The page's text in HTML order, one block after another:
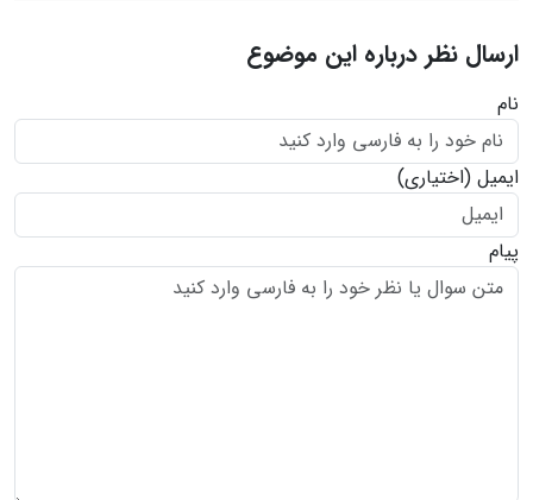
ارسال نظر درباره این موضوع
نام
ایمیل (اختیاری)
پیام